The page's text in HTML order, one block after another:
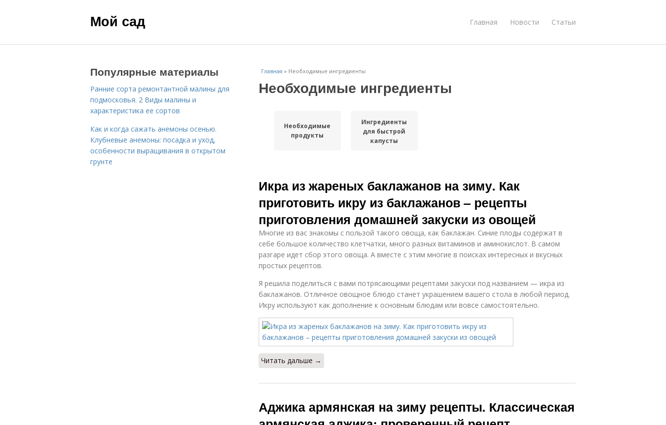
Мой сад Главная Новости Статьи
Главная » Необходимые ингредиенты
Необходимые ингредиенты
Необходимые
продукты
Ингредиенты
для быстрой
капусты
Икра из жареных баклажанов на зиму. Как
приготовить икру из баклажанов – рецепты
приготовления домашней закуски из овощей
Многие из вас знакомы с пользой такого овоща, как баклажан. Синие плоды содержат в
себе большое количество клетчатки, много разных витаминов и аминокислот. В самом
разгаре идет сбор этого овоща. А вместе с этим многие в поисках интересных и вкусных
простых рецептов.
Я решила поделиться с вами потрясающими рецептами закуски под названием — икра из
баклажанов. Отличное овощное блюдо станет украшением вашего стола в любой период.
Икру используют как дополнение к основным блюдам или вовсе самостоятельно.
Читать дальше →
Аджика армянская на зиму рецепты. Классическая
Популярные материалы
Ранние сорта ремонтантной малины для
подмосковья. 2 Виды малины и
характеристика ее сортов
Как и когда сажать анемоны осенью.
Клубневые анемоны: посадка и уход,
особенности выращивания в открытом
грунте